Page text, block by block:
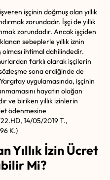
işçinin doğmuş olan yıllık
zorundadır. İşçi de yıllık
zorundadır. Ancak işçiden
sebeplerle yıllık iznin
olması ihtimal dahilindedir.
farklı olarak işçilerin
sona erdiğinde de
uygulamasında, işçinin
hayatın olağan
ve biriken yıllık izinlerin
ödenmesine
14/05/2019 T.,
K.)
Yıllık İzin Ücret
Mi?